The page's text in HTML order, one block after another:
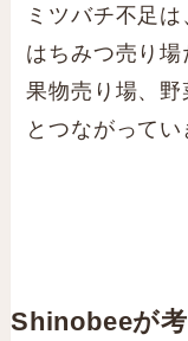
ミツバチ不足は
はちみつ売り場
果物売り場、
とつながってい
Shinobeeが